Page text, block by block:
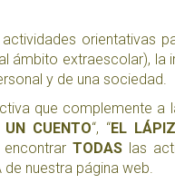
orientativas
ámbito extraescolar), la
y de una sociedad.
que complemente a
CUENTO“, “EL LÁPIZ
TODAS las
nuestra página web.